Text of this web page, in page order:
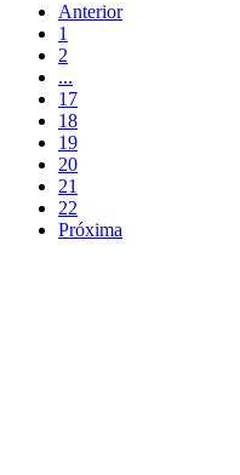
Anterior
1
2
...
17
18
19
20
21
22
Próxima